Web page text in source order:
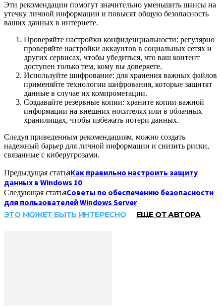
Эти рекомендации помогут значительно уменьшить шансы на
утечку личной информации и повысят общую безопасность
ваших данных в интернете.
Проверяйте настройки конфиденциальности: регулярно
проверяйте настройки аккаунтов в социальных сетях и
других сервисах, чтобы убедиться, что ваш контент
доступен только тем, кому вы доверяете.
Используйте шифрование: для хранения важных файлов
применяйте технологии шифрования, которые защитят
данные в случае их компрометации.
Создавайте резервные копии: храните копии важной
информации на внешних носителях или в облачных
хранилищах, чтобы избежать потери данных.
Следуя приведенным рекомендациям, можно создать
надежный барьер для личной информации и снизить риски,
связанные с киберугрозами.
Предыдущая статьяКак правильно настроить защиту
данных в Windows 10
Следующая статьяСоветы по обеспечению безопасности
для пользователей Windows Server
ЭТО МОЖЕТ БЫТЬ ИНТЕРЕСНО ЕЩЕ ОТ АВТОРА